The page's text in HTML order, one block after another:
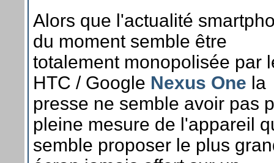
Alors que l'actualité
du moment semble être
totalement monopolisée par
HTC / Google Nexus One la
presse ne semble avoir pas
pleine mesure de l'appareil
semble proposer le plus